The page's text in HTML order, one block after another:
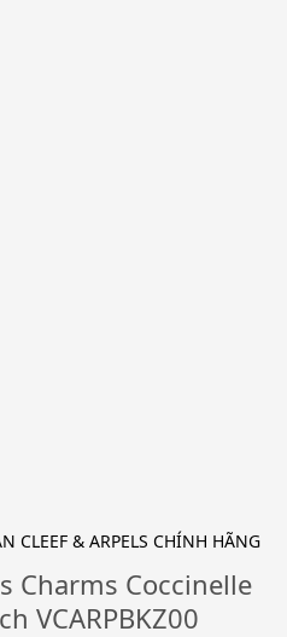
CLEEF & ARPELS CHÍNH HÃNG
Charms Coccinelle
VCARPBKZ00